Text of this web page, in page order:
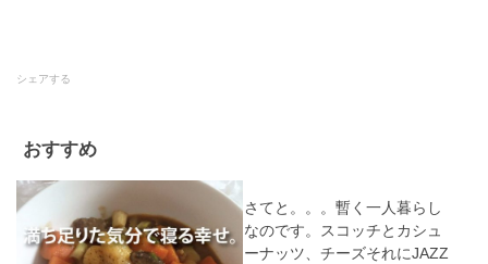
シェアする
おすすめ
さてと。。。暫く一人暮らし
なのです。スコッチとカシュ
ーナッツ、チーズそれにJAZZ